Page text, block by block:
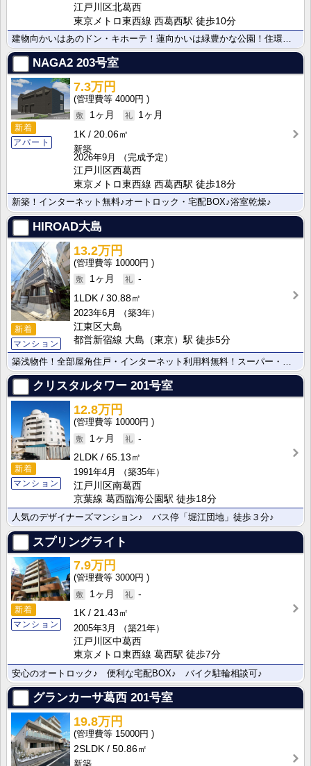
江戸川区北葛西
東京メトロ東西線 西葛西駅 徒歩10分
建物向かいはあのドン・キホーテ！蓮向かいは緑豊かな公園！住環境整っております！
NAGA2 203号室
新着
アパート
7.3万円
4000円
1ヶ月
1ヶ月
1K
20.06㎡
新築
2026年9月
（完成予定）
江戸川区西葛西
東京メトロ東西線 西葛西駅 徒歩18分
新築！インターネット無料♪オートロック・宅配BOX♪浴室乾燥♪
HIROAD大島
新着
マンション
13.2万円
10000円
1ヶ月
-
1LDK
30.88㎡
2023年6月
（築3年）
江東区大島
都営新宿線 大島（東京）駅 徒歩5分
クリスタルタワー 201号室
新着
マンション
12.8万円
10000円
1ヶ月
-
2LDK
65.13㎡
1991年4月
（築35年）
江戸川区南葛西
京葉線 葛西臨海公園駅 徒歩18分
人気のデザイナーズマンション♪ バス停「堀江団地」徒歩３分♪
スプリングライト
新着
マンション
7.9万円
3000円
1ヶ月
-
1K
21.43㎡
2005年3月
（築21年）
江戸川区中葛西
東京メトロ東西線 葛西駅 徒歩7分
安心のオートロック♪ 便利な宅配BOX♪ バイク駐輪相談可♪
グランカーサ葛西 201号室
19.8万円
15000円
2SLDK
50.86㎡
新築